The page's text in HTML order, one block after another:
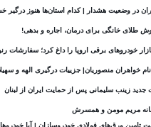
در وضعیت هشدار | کدام استان‌ها هنوز درگیر
طلای خانگی برای درمان، اجاره و بدهی!
خودروهای برقی اروپا را داغ کرد؛ سفارشات رنو ۵۰ درصد افزایش
نام خواهران منصوریان| جزییات درگیری الهه و
زینب سلیمانی پس از حمایت ایران از لبنان
مریم مومن و همسرش